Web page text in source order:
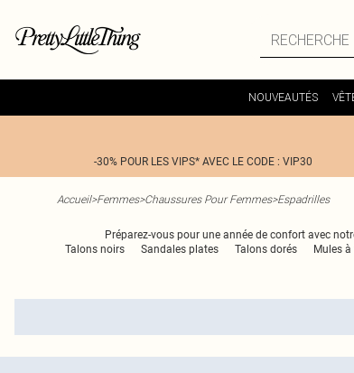
NOUVEAUTÉS
-30% POUR LES VIPS* AVEC LE CODE : VIP30
Accueil>Femmes>Chaussures Pour Femmes>Espadrilles
Préparez-vous pour une année de confort avec
Talons noirs Sandales plates Talons dorés Mules